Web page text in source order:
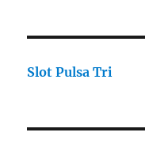
Slot Pulsa Tri